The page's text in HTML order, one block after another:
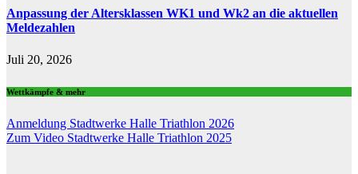
Anpassung der Altersklassen WK1 und Wk2 an die aktuellen
Meldezahlen
Juli 20, 2026
Wettkämpfe & mehr
Anmeldung Stadtwerke Halle Triathlon 2026
Zum Video Stadtwerke Halle Triathlon 2025